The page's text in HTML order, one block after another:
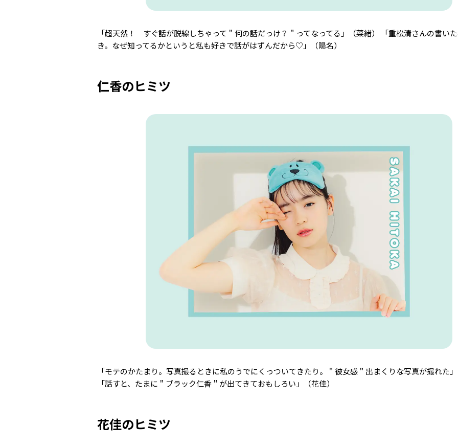
「超天然！ すぐ話が脱線しちゃって＂何の話だっけ？＂ってなってる」（菜緒） 「重松清さんの書い
き。なぜ知ってるかというと私も好きで話がはずんだから♡」（陽名）
仁香のヒミツ
「モテのかたまり。写真撮るときに私のうでにくっついてきたり。＂彼女感＂出まくりな写真が撮れた
「話すと、たまに＂ブラック仁香＂が出てきておもしろい」（花佳）
花佳のヒミツ